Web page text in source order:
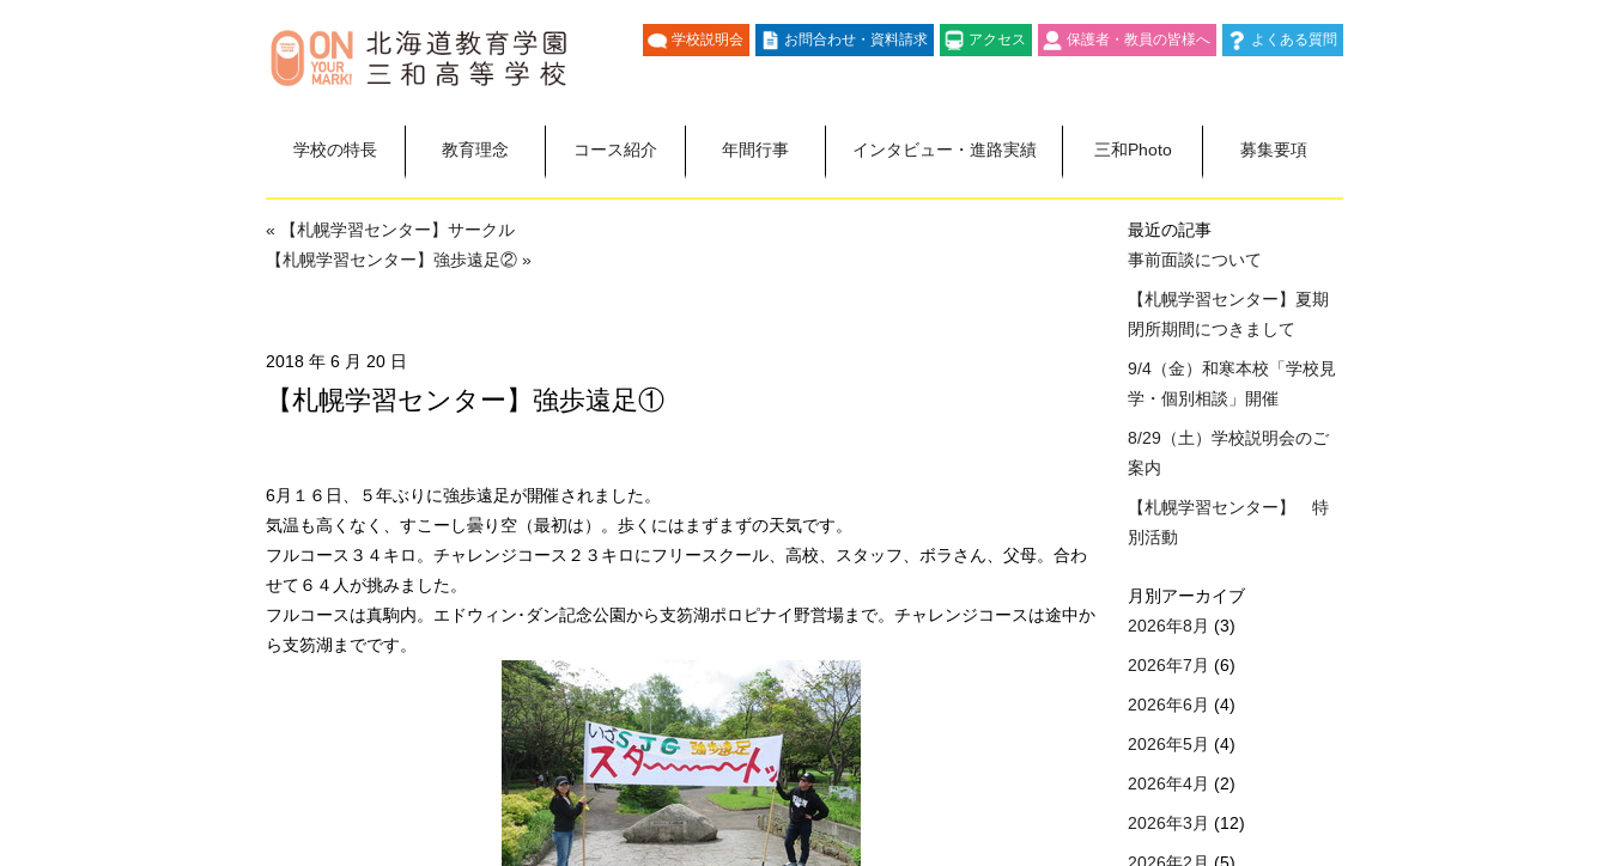
学校説明会 お問合わせ・資料請求 アクセス 保護者・教員の皆様へ よくある質問
学校の特長 教育理念 コース紹介 年間行事 インタビュー・進路実績 三和Photo 募集要項
« 【札幌学習センター】サークル
【札幌学習センター】強歩遠足② »
2018 年 6 月 20 日
【札幌学習センター】強歩遠足①
6月１６日、５年ぶりに強歩遠足が開催されました。
気温も高くなく、すこーし曇り空（最初は）。歩くにはまずまずの天気です。
フルコース３４キロ。チャレンジコース２３キロにフリースクール、高校、スタッフ、ボラさん、父母。合わ
せて６４人が挑みました。
フルコースは真駒内。エドウィン･ダン記念公園から支笏湖ポロピナイ野営場まで。チャレンジコースは途中か
ら支笏湖までです。
最近の記事
事前面談について
【札幌学習センター】夏期
閉所期間につきまして
9/4（金）和寒本校「学校見
学・個別相談」開催
8/29（土）学校説明会のご
案内
【札幌学習センター】 特
別活動
月別アーカイブ
2026年8月 (3)
2026年7月 (6)
2026年6月 (4)
2026年5月 (4)
2026年4月 (2)
2026年3月 (12)